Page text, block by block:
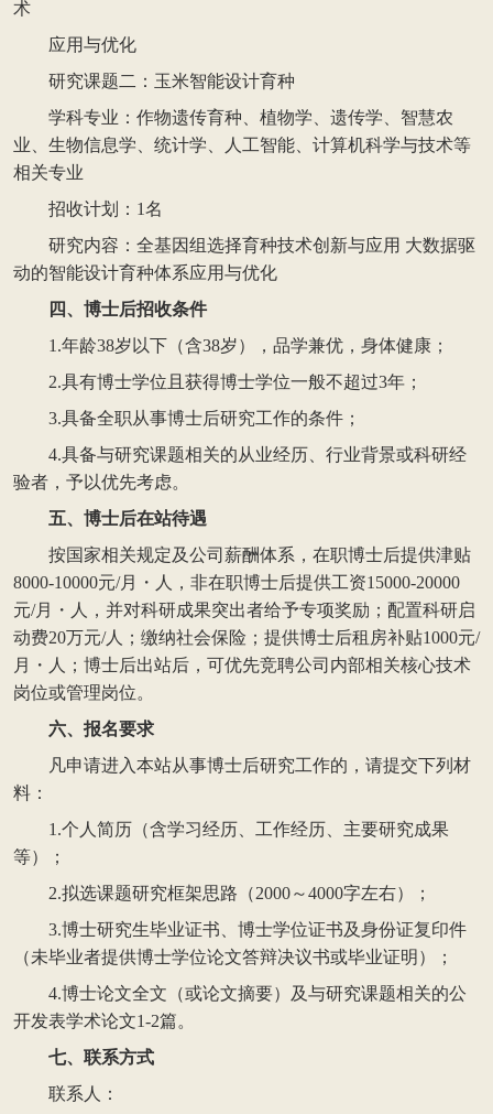
术
应用与优化
研究课题二：玉米智能设计育种
学科专业：作物遗传育种、植物学、遗传学、智慧农
业、生物信息学、统计学、人工智能、计算机科学与技术等
相关专业
招收计划：1名
研究内容：全基因组选择育种技术创新与应用 大数据驱
动的智能设计育种体系应用与优化
四、博士后招收条件
1.年龄38岁以下（含38岁），品学兼优，身体健康；
2.具有博士学位且获得博士学位一般不超过3年；
3.具备全职从事博士后研究工作的条件；
4.具备与研究课题相关的从业经历、行业背景或科研经
验者，予以优先考虑。
五、博士后在站待遇
按国家相关规定及公司薪酬体系，在职博士后提供津贴
8000-10000元/月・人，非在职博士后提供工资15000-20000
元/月・人，并对科研成果突出者给予专项奖励；配置科研启
动费20万元/人；缴纳社会保险；提供博士后租房补贴1000元/
月・人；博士后出站后，可优先竞聘公司内部相关核心技术
岗位或管理岗位。
六、报名要求
凡申请进入本站从事博士后研究工作的，请提交下列材
料：
1.个人简历（含学习经历、工作经历、主要研究成果
等）；
2.拟选课题研究框架思路（2000～4000字左右）；
3.博士研究生毕业证书、博士学位证书及身份证复印件
（未毕业者提供博士学位论文答辩决议书或毕业证明）；
4.博士论文全文（或论文摘要）及与研究课题相关的公
开发表学术论文1-2篇。
七、联系方式
联系人：